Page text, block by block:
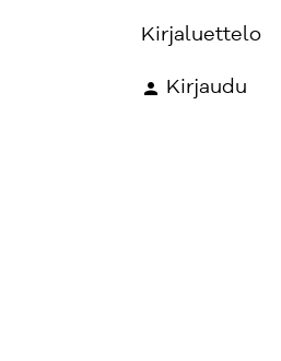
Kirjaluettelo
Kirjaudu